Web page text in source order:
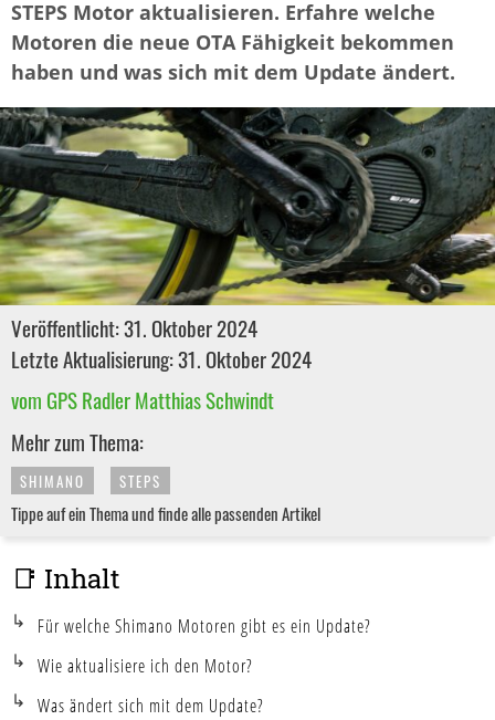
STEPS Motor aktualisieren. Erfahre welche
Motoren die neue OTA Fähigkeit bekommen
haben und was sich mit dem Update ändert.
Veröffentlicht: 31. Oktober 2024
Letzte Aktualisierung: 31. Oktober 2024
vom GPS Radler Matthias Schwindt
Mehr zum Thema:
SHIMANO STEPS
Tippe auf ein Thema und finde alle passenden Artikel
📑 Inhalt
Für welche Shimano Motoren gibt es ein Update?
Wie aktualisiere ich den Motor?
Was ändert sich mit dem Update?